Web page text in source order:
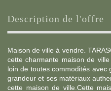
description de l'offre
Maison de ville à vendre.
cette charmante maison de
loin de toutes commodités avec
grandeur et ses matériaux
cette maison de ville.Cette